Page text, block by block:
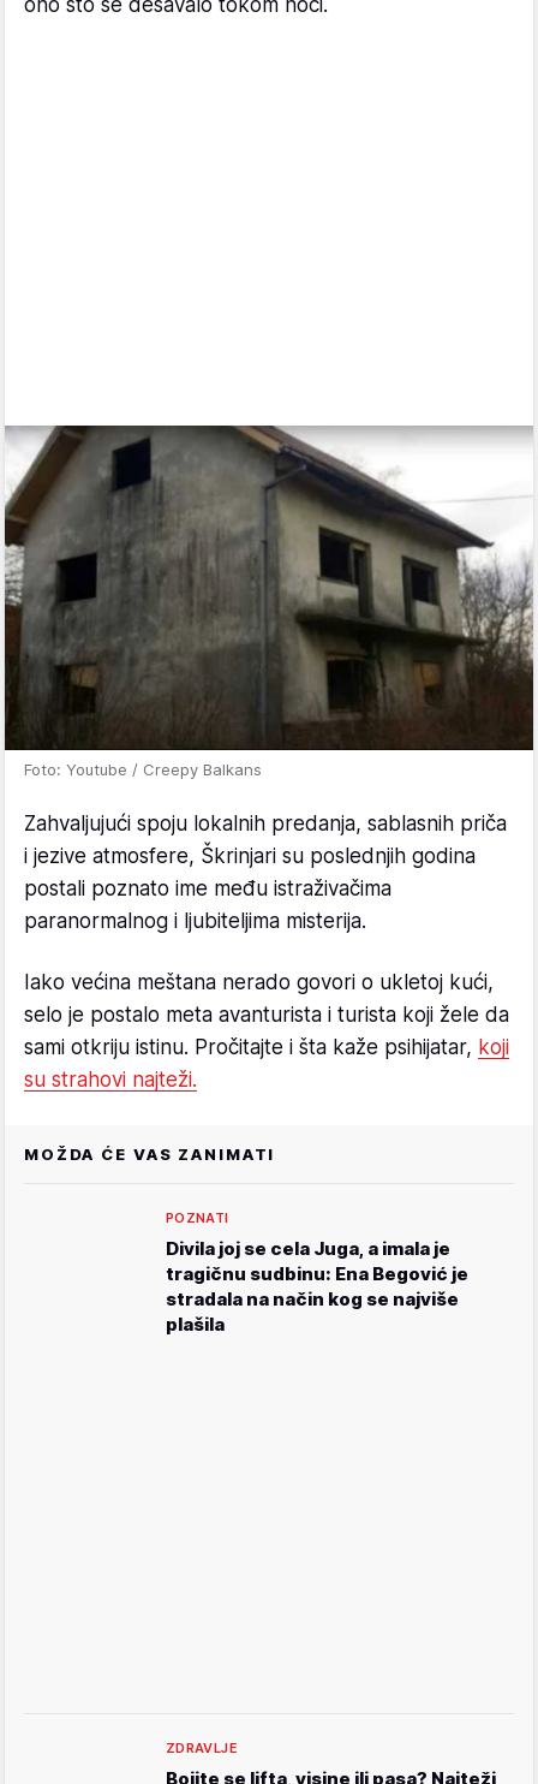
Foto: Youtube / Creepy Balkans
Zahvaljujući spoju lokalnih predanja, sablasnih priča
i jezive atmosfere, Škrinjari su poslednjih godina
postali poznato ime među istraživačima
paranormalnog i ljubiteljima misterija.
Iako većina meštana nerado govori o ukletoj kući,
selo je postalo meta avanturista i turista koji žele da
sami otkriju istinu. Pročitajte i šta kaže psihijatar, koji
su strahovi najteži.
MOŽDA ĆE VAS ZANIMATI
POZNATI
Divila joj se cela Juga, a imala je
tragičnu sudbinu: Ena Begović je
stradala na način kog se najviše
plašila
ZDRAVLJE
Bojite se lifta, visine ili pasa? Najteži